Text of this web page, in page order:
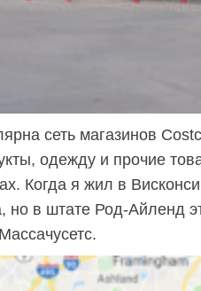
сеть магазинов
одежду и прочие
Когда я жил в
но в штате Род-Айленд